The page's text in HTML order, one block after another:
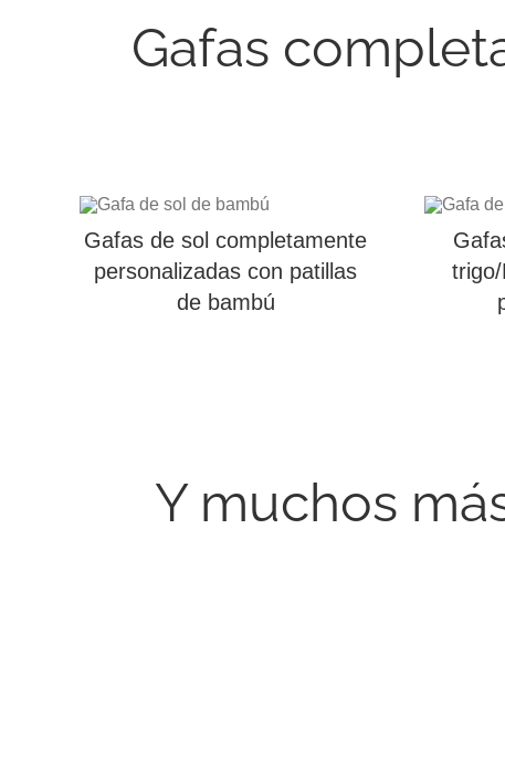
Gafas
Gafas de sol completamente
personalizadas con patillas
de bambú
Y muchos